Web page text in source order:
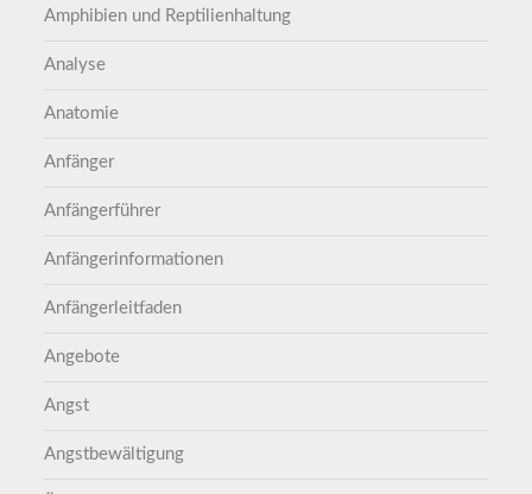
Amphibien und Reptilienhaltung
Analyse
Anatomie
Anfänger
Anfängerführer
Anfängerinformationen
Anfängerleitfaden
Angebote
Angst
Angstbewältigung